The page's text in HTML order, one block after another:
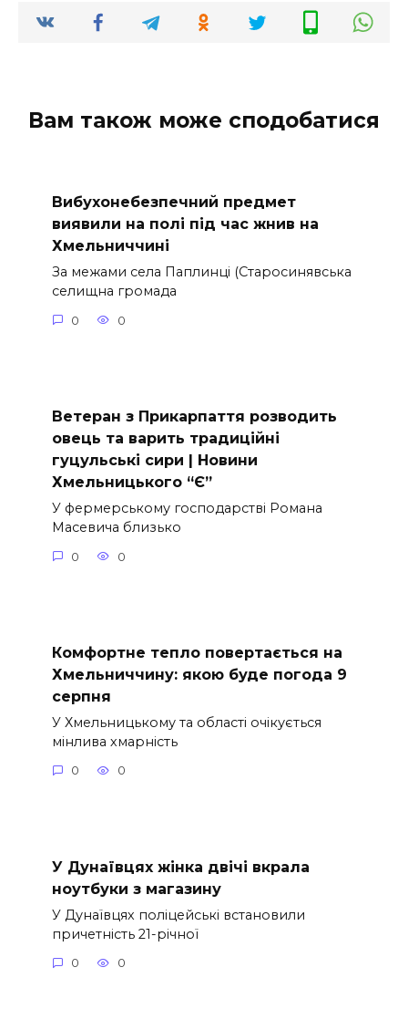
Вам також може сподобатися
Вибухонебезпечний предмет
виявили на полі під час жнив на
Хмельниччині
За межами села Паплинці (Старосинявська
селищна громада
0 0
Ветеран з Прикарпаття розводить
овець та варить традиційні
гуцульські сири | Новини
Хмельницького “Є”
У фермерському господарстві Романа
Масевича близько
0 0
Комфортне тепло повертається на
Хмельниччину: якою буде погода 9
серпня
У Хмельницькому та області очікується
мінлива хмарність
0 0
У Дунаївцях жінка двічі вкрала
ноутбуки з магазину
У Дунаївцях поліцейські встановили
причетність 21-річної
0 0